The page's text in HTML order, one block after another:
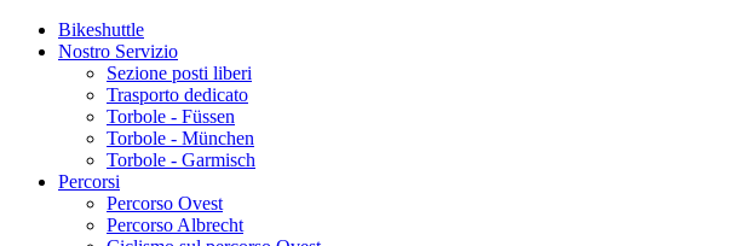
Bikeshuttle
Nostro Servizio
Sezione posti liberi
Trasporto dedicato
Torbole - Füssen
Torbole - München
Torbole - Garmisch
Percorsi
Percorso Ovest
Percorso Albrecht